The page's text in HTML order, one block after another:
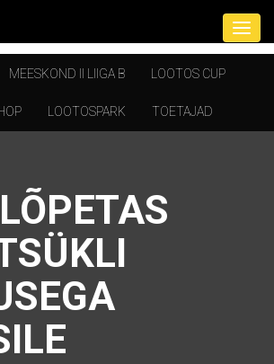
MEESKOND II LIIGA B LOOTOS CUP
LOOTOSPARK TOETAJAD